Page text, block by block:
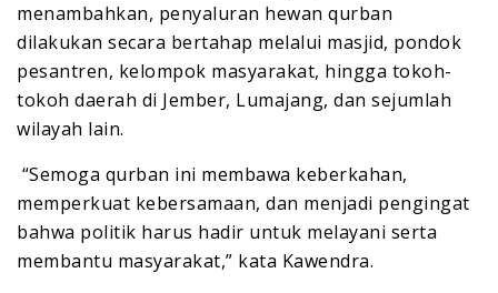
menambahkan, penyaluran hewan qurban
dilakukan secara bertahap melalui masjid, pondok
pesantren, kelompok masyarakat, hingga tokoh-
tokoh daerah di Jember, Lumajang, dan sejumlah
wilayah lain.
‎ ‎“Semoga qurban ini membawa keberkahan,
memperkuat kebersamaan, dan menjadi pengingat
bahwa politik harus hadir untuk melayani serta
membantu masyarakat,” kata Kawendra.